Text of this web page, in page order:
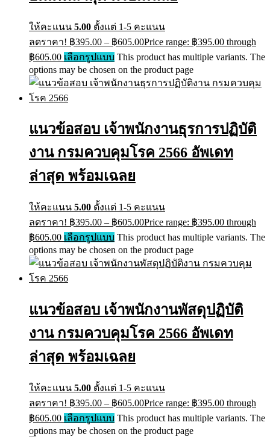
ให้คะแนน 5.00 ตั้งแต่ 1-5 คะแนน
ลดราคา! ฿395.00 – ฿605.00Price range: ฿395.00 through
฿605.00 เลือกรูปแบบ This product has multiple variants. The
options may be chosen on the product page
แนวข้อสอบ เจ้าพนักงานธุรการปฏิบัติ
งาน กรมควบคุมโรค 2566 อัพเดท
ล่าสุด พร้อมเฉลย
ให้คะแนน 5.00 ตั้งแต่ 1-5 คะแนน
ลดราคา! ฿395.00 – ฿605.00Price range: ฿395.00 through
฿605.00 เลือกรูปแบบ This product has multiple variants. The
options may be chosen on the product page
แนวข้อสอบ เจ้าพนักงานพัสดุปฏิบัติ
งาน กรมควบคุมโรค 2566 อัพเดท
ล่าสุด พร้อมเฉลย
ให้คะแนน 5.00 ตั้งแต่ 1-5 คะแนน
ลดราคา! ฿395.00 – ฿605.00Price range: ฿395.00 through
฿605.00 เลือกรูปแบบ This product has multiple variants. The
options may be chosen on the product page